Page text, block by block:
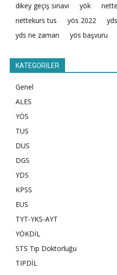
dikey geçiş sınavı
yök
nettekurs tus
yös 2022
yds ne zaman
yös başvuru
KATEGORİLER
Genel
ALES
YÖS
TUS
DUS
DGS
YDS
KPSS
EUS
TYT-YKS-AYT
YÖKDİL
STS Tıp Doktorluğu
TIPDİL